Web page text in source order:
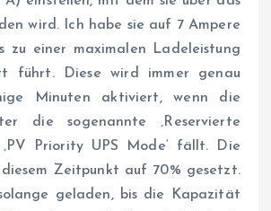
wird. Ich habe sie auf 7 Ampere
zu einer maximalen Ladeleistung
führt. Diese wird immer genau
Minuten aktiviert, wenn die
die sogenannte ‚Reservierte
Priority UPS Mode‘ fällt. Die
Zeitpunkt auf 70% gesetzt.
geladen, bis die Kapazität